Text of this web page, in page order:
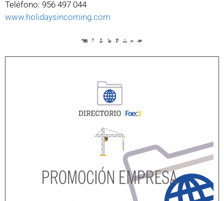
Teléfono: 956 497 044
www.holidaysincoming.com